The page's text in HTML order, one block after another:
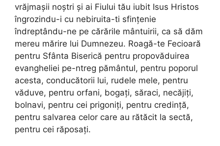
vrăjmașii noștri și ai Fiului tău iubit Isus Hristos
îngrozindu-i cu nebiruita-ti sfințenie
îndreptându-ne pe cărările mântuirii, ca să dăm
mereu mărire lui Dumnezeu. Roagă-te Fecioară
pentru Sfânta Biserică pentru propovăduirea
evangheliei pe-ntreg pământul, pentru poporul
acesta, conducătorii lui, rudele mele, pentru
văduve, pentru orfani, bogați, săraci, necăjiți,
bolnavi, pentru cei prigoniți, pentru credință,
pentru salvarea celor care au rătăcit la sectă,
pentru cei răposați.